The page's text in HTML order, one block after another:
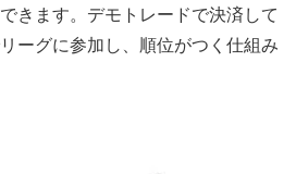
きます。デモトレードで決済して
ーグに参加し、順位がつく仕組み